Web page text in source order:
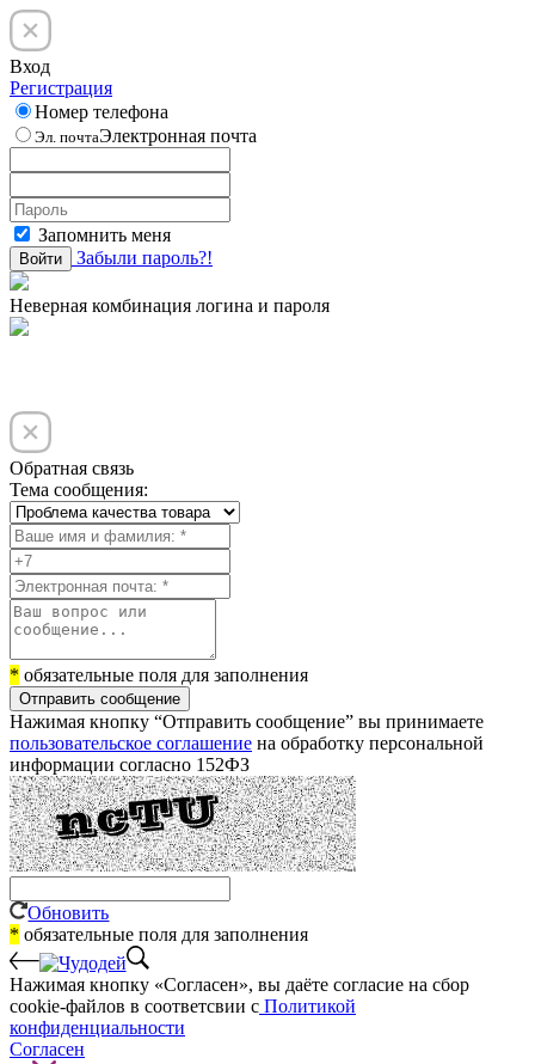
Вход
Регистрация
Номер телефона
Эл. почтаЭлектронная почта
Запомнить меня
Войти Забыли пароль?!
Неверная комбинация логина и пароля
Обратная связь
Тема сообщения:
* обязательные поля для заполнения
Отправить сообщение
Нажимая кнопку “Отправить сообщение” вы принимаете
пользовательское соглашение на обработку персональной
информации согласно 152ФЗ
Обновить
* обязательные поля для заполнения
Нажимая кнопку «Согласен», вы даёте cогласие на сбор
cookie-файлов в соответсвии с Политикой
конфиденциальности
Согласен